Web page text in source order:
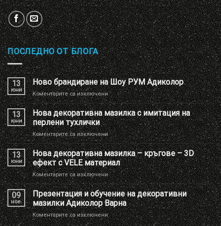
ПОСЛЕДНО ОТ БЛОГА
13
юни
Ново брандиране на Шоу РУМ Адиколор
Коментарите са изключениза
Ново
брандиране
на
Шоу
РУМ
Адиколор
13
юни
Нова декоративна мазилка с имитация на
перлени тухлички
Коментарите са изключениза
Нова
декоративна
мазилка
с
имитация
на
перлени
тухлички
13
юни
Нова декоративна мазилка – кръгове – 3D
ефект с VELE материал
Коментарите са изключениза
Нова
декоративна
мазилка
–
кръгове
–
09
ное.
Презентация и обучение на декоративни
мазилки Адиколор Варна
Коментарите са изключениза
Презентация